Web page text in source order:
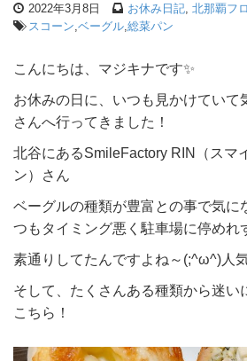
2022年3月8日 お休み日記, 北那覇フ
スコーン,ベーグル,総菜パン
こんにちは、マジキナです✨
お休みの日に、いつも見かけていて
さんへ行ってきました！
北谷にあるSmileFactory RIN（スマ
ン）さん
ベーグルの種類が豊富との事で気に
つもタイミング悪く駐車場に停めれ
素通りしてたんですよね～(;^ω^)人
そして、たくさんある種類から迷い
こちら！